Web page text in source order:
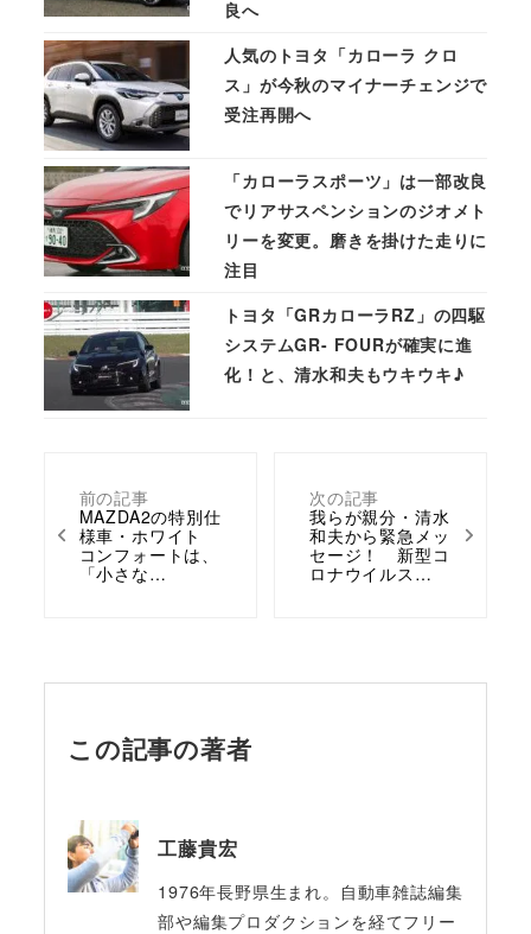
前の記事
MAZDA2の特別仕
様車・ホワイト
コンフォートは、
「小さな…
次の記事
我らが親分・清水
和夫から緊急メッ
セージ！ 新型コ
ロナウイルス…
良へ
人気のトヨタ「カローラ クロ
ス」が今秋のマイナーチェンジで
受注再開へ
「カローラスポーツ」は一部改良
でリアサスペンションのジオメト
リーを変更。磨きを掛けた走りに
注目
トヨタ「GRカローラRZ」の四駆
システムGR- FOURが確実に進
化！と、清水和夫もウキウキ♪
この記事の著者
工藤貴宏
1976年長野県生まれ。自動車雑誌編集
部や編集プロダクションを経てフリー